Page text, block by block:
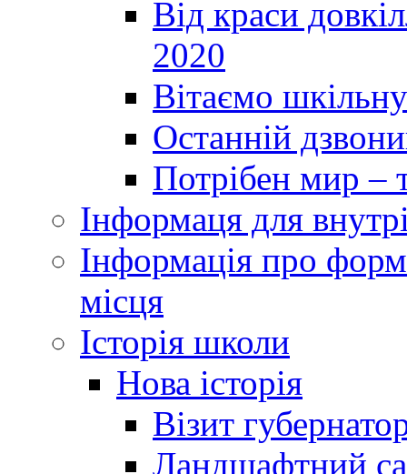
Від краси
2020
Вітаємо
Останній
Потрібен мир –
Інформаця для
Інформація про
місця
Історія школи
Нова історія
Візит
Ландшафтний